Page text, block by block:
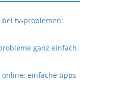
tv-problemen:
ganz einfach
einfache tipps